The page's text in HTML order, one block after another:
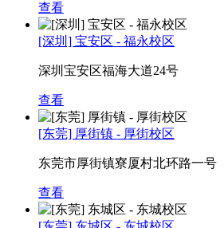
查看
[深圳] 宝安区 - 福永校区
深圳宝安区福海大道24号
查看
[东莞] 厚街镇 - 厚街校区
东莞市厚街镇寮厦村北环路一号
查看